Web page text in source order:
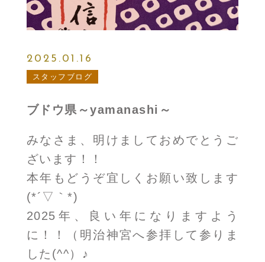
2025.01.16
スタッフブログ
ブドウ県～yamanashi～
みなさま、明けましておめでとうご
ざいます！！
本年もどうぞ宜しくお願い致します
(*´▽｀*)
2025年、良い年になりますよう
に！！（明治神宮へ参拝して参りま
した(^^）♪